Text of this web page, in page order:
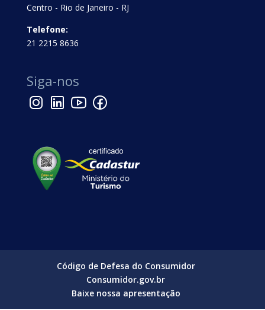
Centro - Rio de Janeiro - RJ
Telefone:
21 2215 8636
Siga-nos
Código de Defesa do Consumidor
Consumidor.gov.br
Baixe nossa apresentação